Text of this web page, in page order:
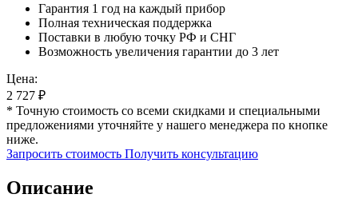
Гарантия 1 год на каждый прибор
Полная техническая поддержка
Поставки в любую точку РФ и СНГ
Возможность увеличения гарантии до 3 лет
Цена:
2 727 ₽
* Точную стоимость со всеми скидками и специальными
предложениями уточняйте у нашего менеджера по кнопке
ниже.
Запросить стоимость Получить консультацию
Описание